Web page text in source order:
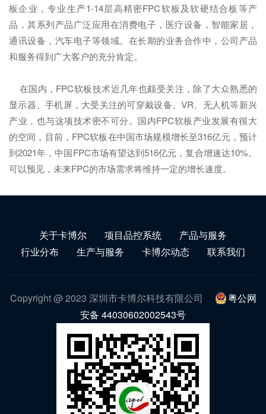
板企业，专业生产1-14层高精密FPC软板及软硬结合板等产
品，其系列产品广泛应用在消费电子，医疗设备，智能家居，
通讯设备，汽车电子等领域。在长期的业务合作中，公司产品
和服务得到广大客户的充分肯定。
在国内，FPC软板技术近几年也颇受关注，除了大众熟悉的
显示器、手机屏，大受关注的可穿戴设备、VR、无人机等新兴
产业，也与这项技术密不可分。国内FPC软板产业发展有很大
的空间，目前，FPC软板在中国市场规模增长至316亿元，预计
到2021年，中国FPC市场有望达到516亿元，复合增速达10%。
可以预见，未来FPC的市场需求将维持一定的增长速度。
关于卡博尔 项目品控系统
产品与服务
行业分布
生产与服务 卡博尔动态 联系我们
Copyright @ 2023 深圳市卡博尔科技有限公司
粤公网
安备 44030602002543号